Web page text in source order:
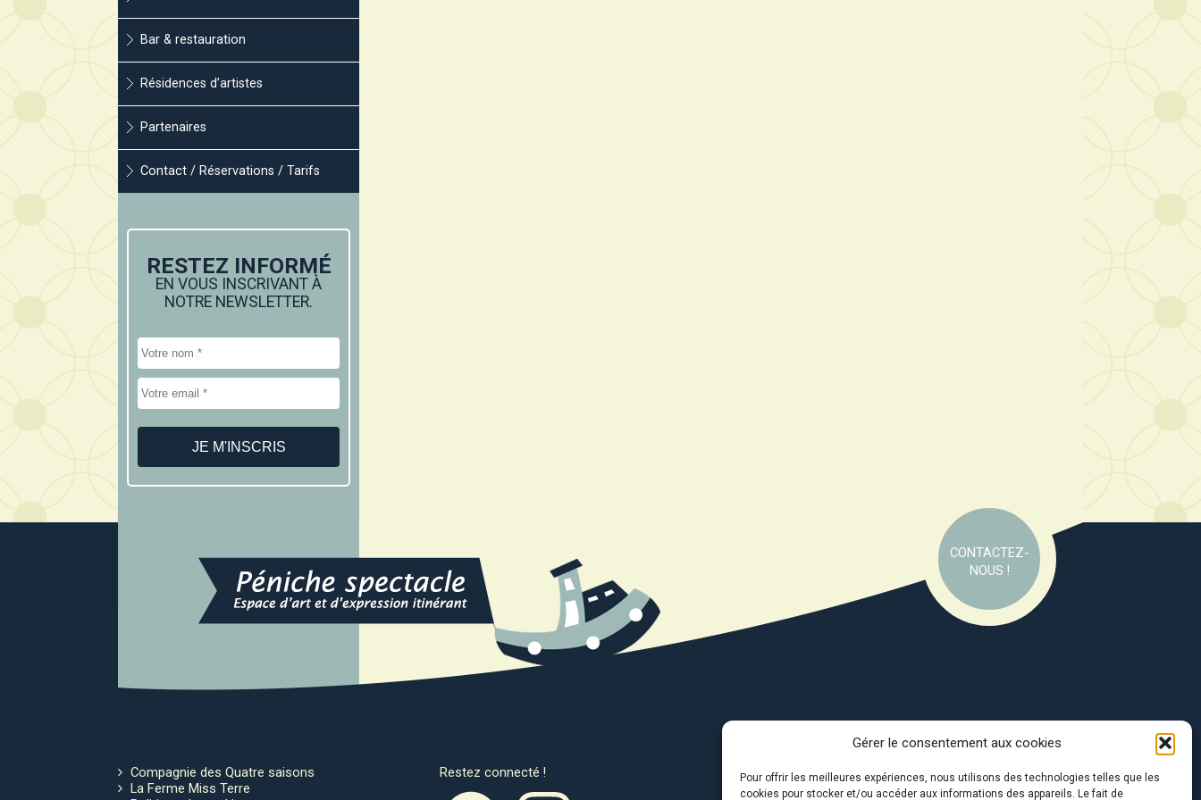
Gérer le consentement aux cookies
Pour offrir les meilleures expériences, nous utilisons des technologies telles que les
cookies pour stocker et/ou accéder aux informations des appareils. Le fait de
Bar & restauration
Résidences d’artistes
Partenaires
Contact / Réservations / Tarifs
RESTEZ INFORMÉ
EN VOUS INSCRIVANT À
NOTRE NEWSLETTER.
CONTACTEZ-
NOUS !
Compagnie des Quatre saisons
La Ferme Miss Terre
Restez connecté ! Avec le soutien de :